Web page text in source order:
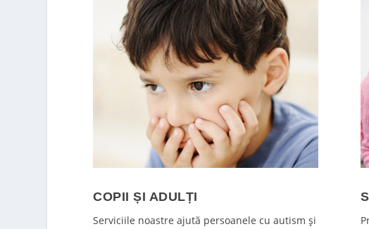
COPII ȘI ADULȚI
Serviciile noastre ajută persoanele cu autism și